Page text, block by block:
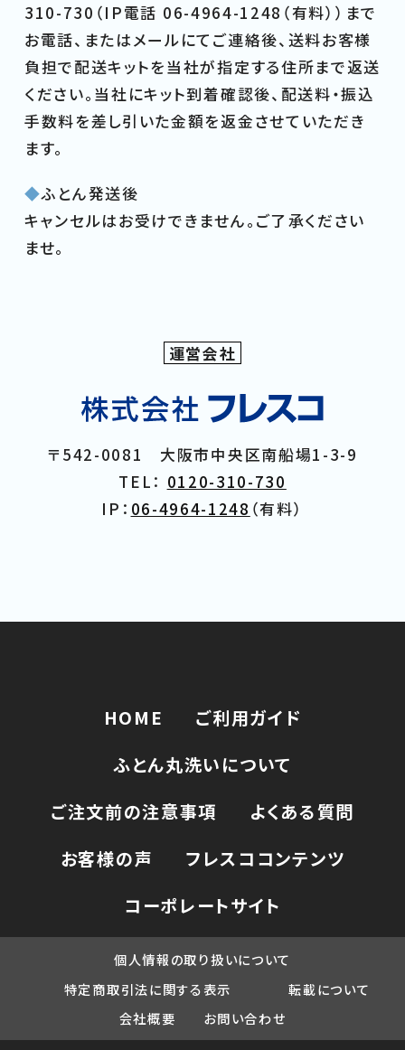
310-730（IP電話 06-4964-1248（有料））まで
お電話、またはメールにてご連絡後、送料お客様
負担で配送キットを当社が指定する住所まで返送
ください。当社にキット到着確認後、配送料・振込
手数料を差し引いた金額を返金させていただき
ます。
◆ふとん発送後
キャンセルはお受けできません。ご了承ください
ませ。
運営会社
〒542-0081 大阪市中央区南船場1-3-9
TEL： 0120-310-730
IP： 06-4964-1248 （有料）
HOME
ご利用ガイド
ふとん丸洗いについて
ご注文前の注意事項
よくある質問
お客様の声
フレスココンテンツ
コーポレートサイト
個人情報の取り扱いについて
特定商取引法に関する表示
転載について
会社概要
お問い合わせ